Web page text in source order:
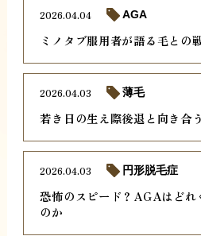
ミノタブ服用者が語る毛との
2026.04.04 AGA
若き日の生え際後退と向き合う
2026.04.03 薄毛
恐怖のスピード？AGAはどれ
のか
2026.04.03 円形脱毛症